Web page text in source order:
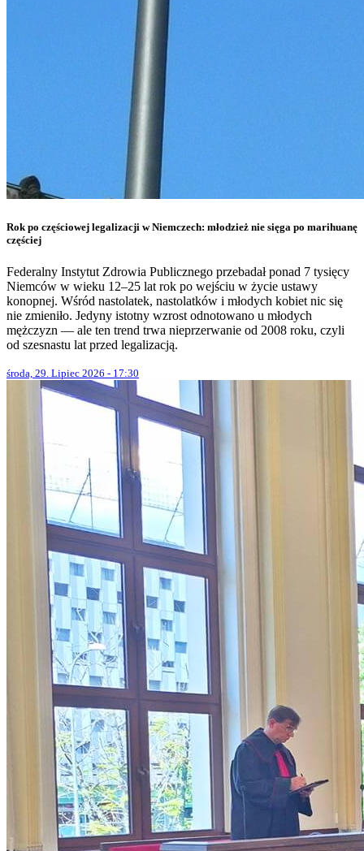
Rok po częściowej legalizacji w Niemczech: młodzież nie sięga po marihuanę
częściej
Federalny Instytut Zdrowia Publicznego przebadał ponad 7 tysięcy
Niemców w wieku 12–25 lat rok po wejściu w życie ustawy
konopnej. Wśród nastolatek, nastolatków i młodych kobiet nic się
nie zmieniło. Jedyny istotny wzrost odnotowano u młodych
mężczyzn — ale ten trend trwa nieprzerwanie od 2008 roku, czyli
od szesnastu lat przed legalizacją.
środa, 29. Lipiec 2026 - 17:30